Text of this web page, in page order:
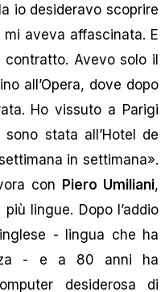
io desideravo scoprire
aveva affascinata. E
Avevo solo il
all’Opera, dove dopo
Ho vissuto a Parigi
stata all’Hotel de
in settimana».
con Piero Umiliani,
lingue. Dopo l’addio
- lingua che ha
- e a 80 anni ha
desiderosa di